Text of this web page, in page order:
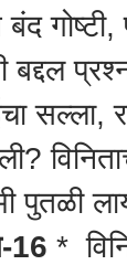
बंद
बद्दल
सल्ला,
पुतळी
16 *